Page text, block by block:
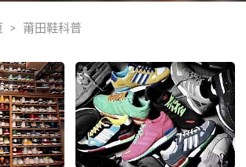
莆田鞋科普
Mock 鞋款 GORE-TEX 版本抢先预览
！Air Jordan 5 “Jade Horizon” 年底发售！